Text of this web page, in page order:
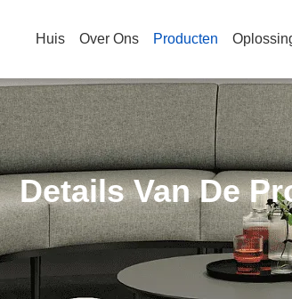
Huis Over Ons Producten
Details Van De